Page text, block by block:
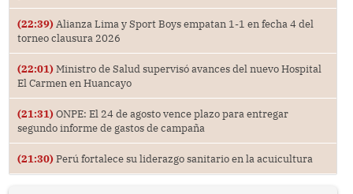
(22:39) Alianza Lima y Sport Boys empatan 1-1 en fecha 4 del
torneo clausura 2026
(22:01) Ministro de Salud supervisó avances del nuevo Hospital
El Carmen en Huancayo
(21:31) ONPE: El 24 de agosto vence plazo para entregar
segundo informe de gastos de campaña
(21:30) Perú fortalece su liderazgo sanitario en la acuicultura